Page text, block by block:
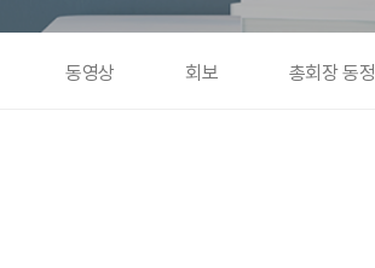
동영상 회보 총회장 동정